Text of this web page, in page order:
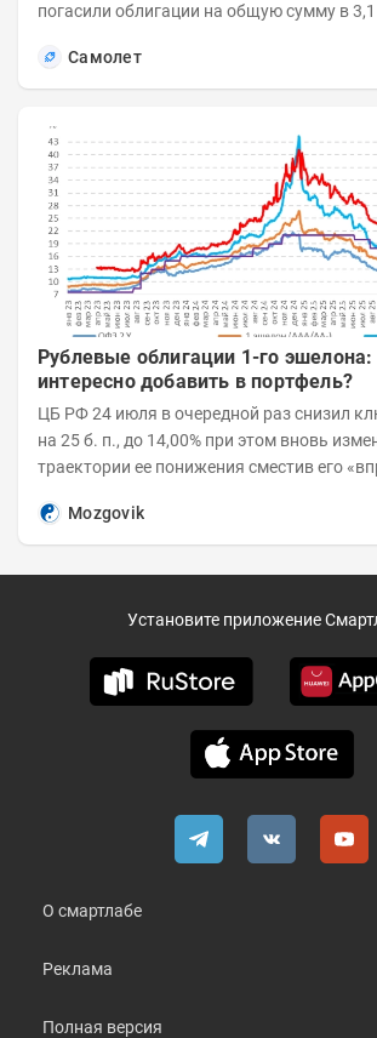
погасили облигации на общую сумму в
Самолет
Рублевые облигации 1-го эшелона:
интересно добавить в портфель?
ЦБ РФ 24 июля в очередной раз снизил
на 25 б. п., до 14,00% при этом вновь
траектории ее понижения сместив его
Mozgovik
Установите приложение
О смартлабе
Реклама
Полная версия